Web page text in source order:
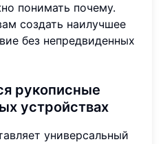
понимать почему.
создать наилучшее
без непредвиденных
рукописные
устройствах
универсальный